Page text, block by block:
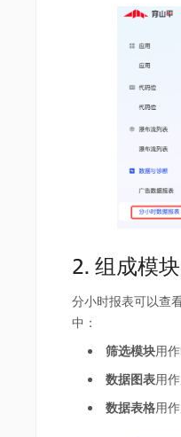
2. 组成模块
分小时报表可以查
中：
筛选模块用
数据图表用
数据表格用作